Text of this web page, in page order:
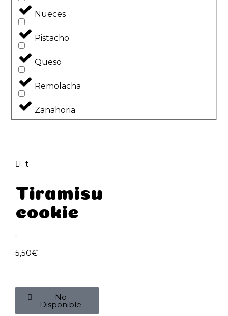
Nueces
Pistacho
Queso
Remolacha
Zanahoria
t
Tiramisu
cookie
5,50€
No
Disponible